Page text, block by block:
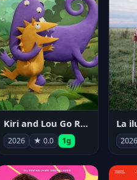
Kiri and Lou Go Raaa!
2026 ★ 0.0 1g 2026